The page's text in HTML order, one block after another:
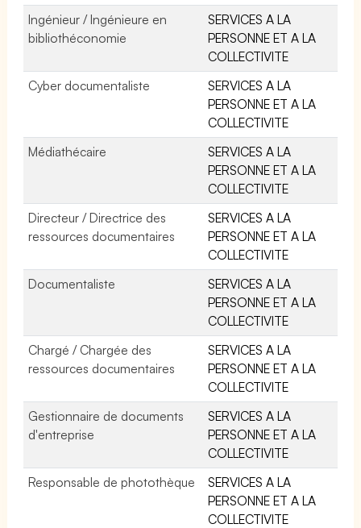
Ingénieur / Ingénieure en
bibliothéconomie
SERVICES A LA
PERSONNE ET A LA
COLLECTIVITE
Cyber documentaliste
SERVICES A LA
PERSONNE ET A LA
COLLECTIVITE
Médiathécaire
SERVICES A LA
PERSONNE ET A LA
COLLECTIVITE
Directeur / Directrice des
ressources documentaires
SERVICES A LA
PERSONNE ET A LA
COLLECTIVITE
Documentaliste
SERVICES A LA
PERSONNE ET A LA
COLLECTIVITE
Chargé / Chargée des
ressources documentaires
SERVICES A LA
PERSONNE ET A LA
COLLECTIVITE
Gestionnaire de documents
d'entreprise
SERVICES A LA
PERSONNE ET A LA
COLLECTIVITE
Responsable de photothèque
SERVICES A LA
PERSONNE ET A LA
COLLECTIVITE